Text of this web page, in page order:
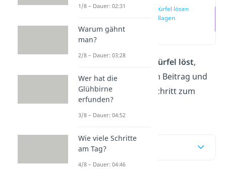
Zauberwürfel lösen
— Grundlagen
Wie du einen Zauberwürfel löst,
erklären wir dir hier im Beitrag und
imVideoSchritt für Schritt zum
Mitmachen!
Inhaltsübersicht
1/8 – Dauer: 02:31
Warum gähnt
man?
2/8 – Dauer: 03:28
Wer hat die
Glühbirne
erfunden?
3/8 – Dauer: 04:52
Wie viele Schritte
am Tag?
4/8 – Dauer: 04:46